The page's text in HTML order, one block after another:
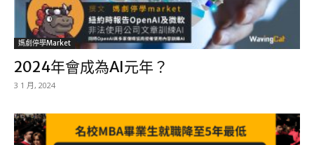
媽劇停學market
2024年會成為AI元年？
3 1 月, 2024